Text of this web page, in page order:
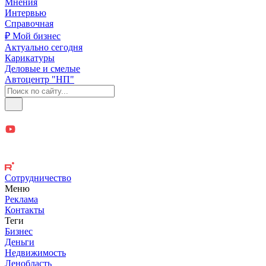
Мнения
Интервью
Справочная
₽ Мой бизнес
Актуально сегодня
Карикатуры
Деловые и смелые
Автоцентр "НП"
Сотрудничество
Меню
Реклама
Контакты
Теги
Бизнес
Деньги
Недвижимость
Ленобласть